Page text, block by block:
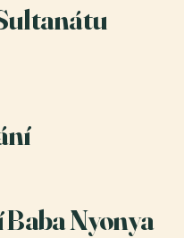
Nyonya